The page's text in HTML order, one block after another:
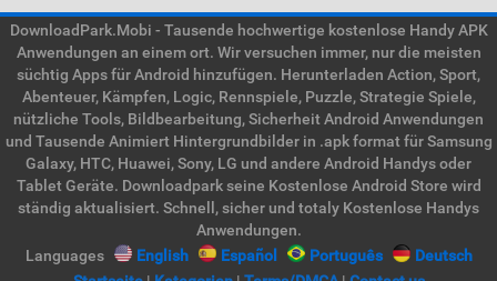
DownloadPark.Mobi - Tausende hochwertige kostenlose Handy APK
Anwendungen an einem ort. Wir versuchen immer, nur die meisten
süchtig Apps für Android hinzufügen. Herunterladen Action, Sport,
Abenteuer, Kämpfen, Logic, Rennspiele, Puzzle, Strategie Spiele,
nützliche Tools, Bildbearbeitung, Sicherheit Android Anwendungen
und Tausende Animiert Hintergrundbilder in .apk format für Samsung
Galaxy, HTC, Huawei, Sony, LG und andere Android Handys oder
Tablet Geräte. Downloadpark seine Kostenlose Android Store wird
ständig aktualisiert. Schnell, sicher und totaly Kostenlose Handys
Anwendungen.
Languages
English Español Português
Deutsch